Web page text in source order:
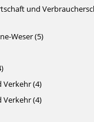
und
Weser (5)
Verkehr (4)
Verkehr (4)